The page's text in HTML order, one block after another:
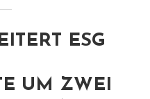
ESG
UM ZWEI